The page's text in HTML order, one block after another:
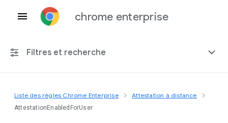
chrome enterprise
Filtres et recherche
Toute plate-forme
Liste des règles Chrome Enterprise Attestation à distance
AttestationEnabledForUser